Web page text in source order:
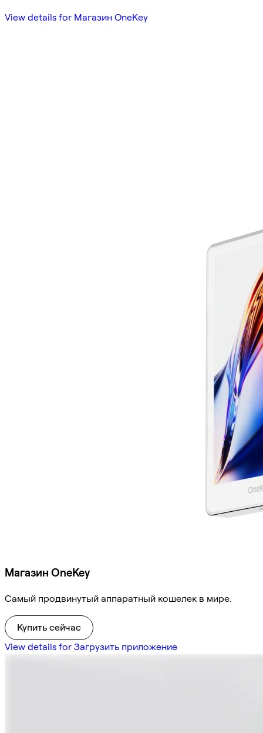
View details for Магазин OneKey
Магазин OneKey
Самый продвинутый аппаратный кошелек в мире.
Купить сейчас
View details for Загрузить приложение